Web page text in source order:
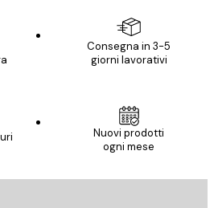
Consegna in 3-5
giorni lavorativi
Nuovi prodotti
ogni mese